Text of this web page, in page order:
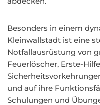
Besonders in einem
Kleinwallstadt ist eine
Notfallausrüstung von
Feuerlöscher, Erste-
und auf ihre
Schulungen und